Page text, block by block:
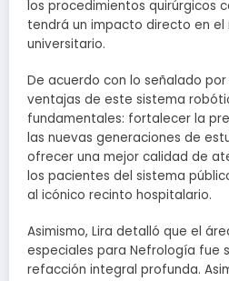
los procedimientos quirúrgicos
tendrá un impacto directo en
universitario.
De acuerdo con lo señalado
ventajas de este sistema
fundamentales: fortalecer la
las nuevas generaciones de
ofrecer una mejor calidad de
los pacientes del sistema
al icónico recinto hospitalario.
Asimismo, Lira detalló que el
especiales para Nefrología fue
refacción integral profunda.